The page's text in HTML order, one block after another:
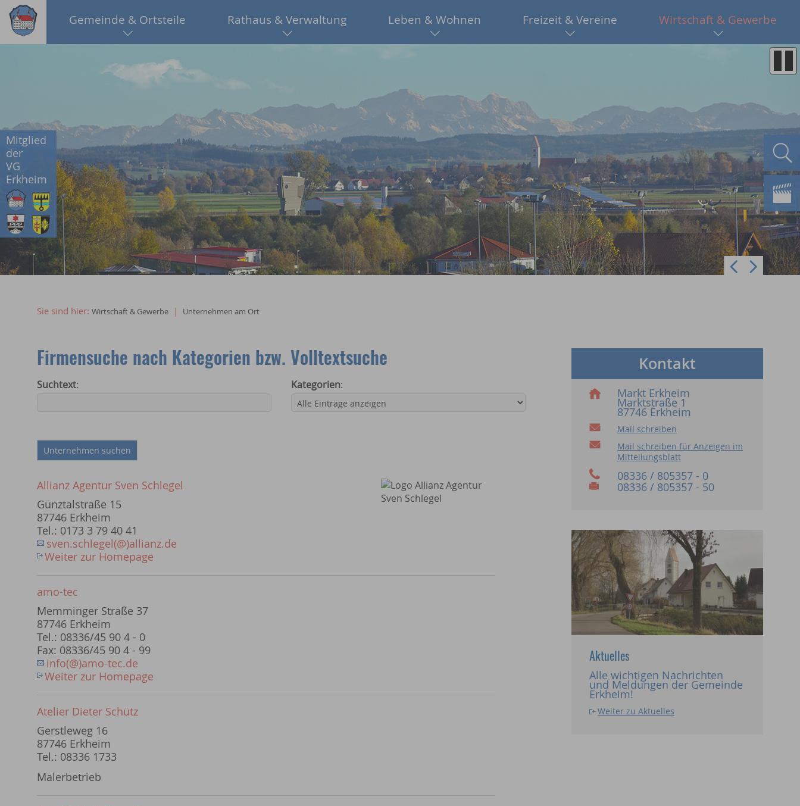
Gemeinde & Ortsteile Rathaus & Verwaltung Leben & Wohnen Freizeit & Vereine Wirtschaft & Gewerbe
Mitglied
der
VG
Erkheim
Sie sind hier: Wirtschaft & Gewerbe| Unternehmen am Ort
Firmensuche nach Kategorien bzw. Volltextsuche
Suchtext: Kategorien:
Allianz Agentur Sven Schlegel
Günztalstraße 15
87746 Erkheim
Tel.: 0173 3 79 40 41
sven.schlegel(@)allianz.de
Weiter zur Homepage
amo-tec
Memminger Straße 37
87746 Erkheim
Tel.: 08336/45 90 4 - 0
Fax: 08336/45 90 4 - 99
info(@)amo-tec.de
Weiter zur Homepage
Atelier Dieter Schütz
Gerstleweg 16
87746 Erkheim
Tel.: 08336 1733
Malerbetrieb
Kontakt
Markt Erkheim
Marktstraße 1
87746 Erkheim
Mail schreiben
Mail schreiben für Anzeigen im
Mitteilungsblatt
08336 / 805357 - 0
08336 / 805357 - 50
Aktuelles
Alle wichtigen Nachrichten
und Meldungen der Gemeinde
Erkheim!
Weiter zu Aktuelles